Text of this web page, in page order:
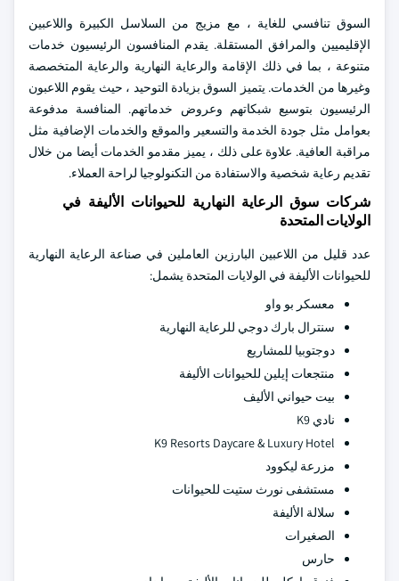
السوق تنافسي للغاية ، مع مزيج من السلاسل الكبيرة واللاعبين
الإقليميين والمرافق المستقلة. يقدم المنافسون الرئيسيون خدمات
متنوعة ، بما في ذلك الإقامة والرعاية النهارية والرعاية المتخصصة
وغيرها من الخدمات. يتميز السوق بزيادة التوحيد ، حيث يقوم اللاعبون
الرئيسيون بتوسيع شبكاتهم وعروض خدماتهم. المنافسة مدفوعة
بعوامل مثل جودة الخدمة والتسعير والموقع والخدمات الإضافية مثل
مراقبة العافية. علاوة على ذلك ، يميز مقدمو الخدمات أيضا من خلال
تقديم رعاية شخصية والاستفادة من التكنولوجيا لراحة العملاء.
شركات سوق الرعاية النهارية للحيوانات الأليفة في
الولايات المتحدة
عدد قليل من اللاعبين البارزين العاملين في صناعة الرعاية النهارية
للحيوانات الأليفة في الولايات المتحدة يشمل:
معسكر بو واو
سنترال بارك دوجي للرعاية النهارية
دوجتوبيا للمشاريع
منتجعات إيلين للحيوانات الأليفة
بيت حيواني الأليف
نادي K9
K9 Resorts Daycare & Luxury Hotel
مزرعة ليكوود
مستشفى نورث ستيت للحيوانات
سلالة الأليفة
الصغيرات
حارس